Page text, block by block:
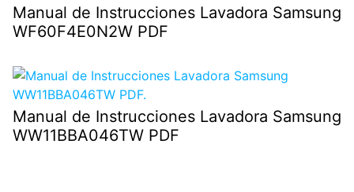
Manual de Instrucciones Lavadora Samsung
WF60F4E0N2W PDF
Manual de Instrucciones Lavadora Samsung
WW11BBA046TW PDF